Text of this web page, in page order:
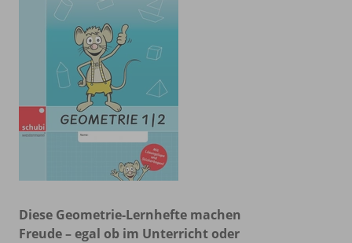
Diese Geometrie-Lernhefte machen
Freude–egal ob im Unterricht oder